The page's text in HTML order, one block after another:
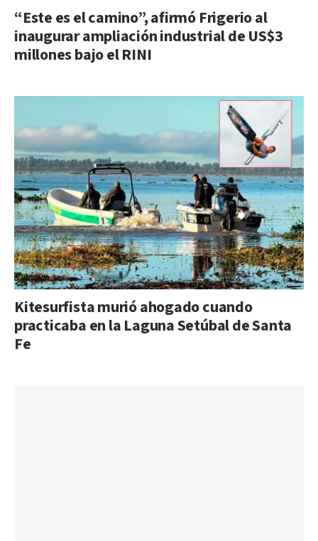
“Este es el camino”, afirmó Frigerio al
inaugurar ampliación industrial de US$3
millones bajo el RINI
Kitesurfista murió ahogado cuando
practicaba en la Laguna Setúbal de Santa
Fe